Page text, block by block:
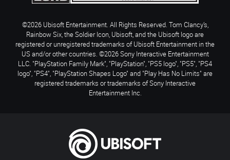
©2026 Ubisoft Entertainment. All Rights Reserved. Tom Clancy’s,
Rainbow Six, the Soldier Icon, Ubisoft, and the Ubisoft logo are
registered or unregistered trademarks of Ubisoft Entertainment in the
US and/or other countries. ©2026 Sony Interactive Entertainment
LLC. "PlayStation Family Mark", "PlayStation", "PS5 logo", "PS5", "PS4
logo", "PS4", "PlayStation Shapes Logo" and "Play Has No Limits" are
registered trademarks or trademarks of Sony Interactive
Entertainment Inc.